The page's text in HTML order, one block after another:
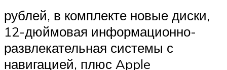
рублей, в комплекте новые диски,
12-дюймовая информационно-
развлекательная системы с
навигацией, плюс Apple